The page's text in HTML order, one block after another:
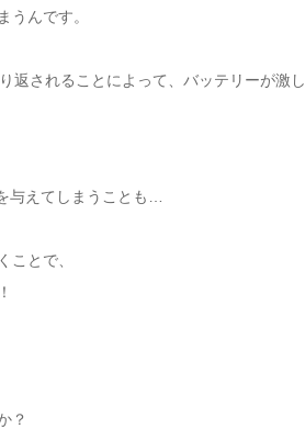
うんです。
返されることによって、バッテリーが激し
与えてしまうことも…
ことで、
？